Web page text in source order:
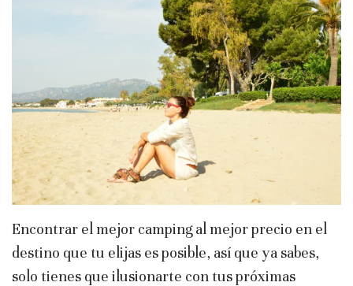
Encontrar el mejor camping al mejor precio en el
destino que tu elijas es posible, así que ya sabes,
solo tienes que ilusionarte con tus próximas